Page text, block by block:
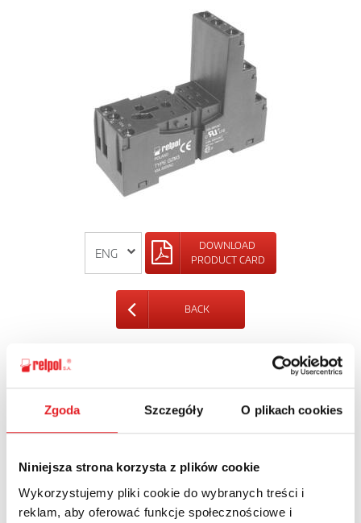
Zgoda Szczegóły O plikach cookies
Niniejsza strona korzysta z plików cookie
Wykorzystujemy pliki cookie do wybranych treści i
reklam, aby oferować funkcje społecznościowe i
DOWNLOAD
PRODUCT CARD
BACK
Ask for the details of the offer
Email: *